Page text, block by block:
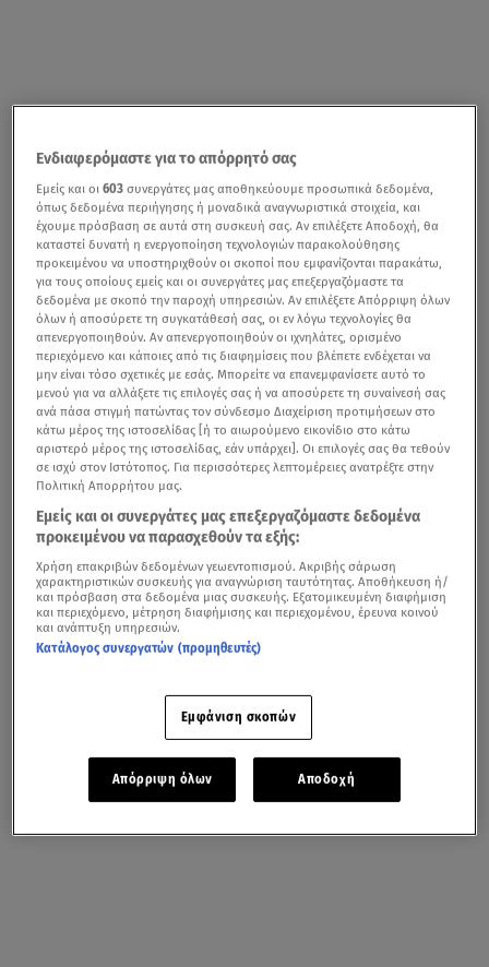
Ενδιαφερόμαστε για το απόρρητό σας
Εμείς και οι603 συνεργάτες μας αποθηκεύουμε προσωπικά δεδομένα,
όπως δεδομένα περιήγησης ή μοναδικά αναγνωριστικά στοιχεία, και
έχουμε πρόσβαση σε αυτά στη συσκευή σας. Αν επιλέξετε Αποδοχή, θα
καταστεί δυνατή η ενεργοποίηση τεχνολογιών παρακολούθησης
προκειμένου να υποστηριχθούν οι σκοποί που εμφανίζονται παρακάτω,
για τους οποίους εμείς και οι συνεργάτες μας επεξεργαζόμαστε τα
δεδομένα με σκοπό την παροχή υπηρεσιών. Αν επιλέξετε Απόρριψη όλων
όλων ή αποσύρετε τη συγκατάθεσή σας, οι εν λόγω τεχνολογίες θα
απενεργοποιηθούν. Αν απενεργοποιηθούν οι ιχνηλάτες, ορισμένο
περιεχόμενο και κάποιες από τις διαφημίσεις που βλέπετε ενδέχεται να
μην είναι τόσο σχετικές με εσάς. Μπορείτε να επανεμφανίσετε αυτό το
μενού για να αλλάξετε τις επιλογές σας ή να αποσύρετε τη συναίνεσή σας
ανά πάσα στιγμή πατώντας τον σύνδεσμο Διαχείριση προτιμήσεων στο
κάτω μέρος της ιστοσελίδας [ή το αιωρούμενο εικονίδιο στο κάτω
αριστερό μέρος της ιστοσελίδας, εάν υπάρχει]. Οι επιλογές σας θα τεθούν
σε ισχύ στον Ιστότοπος. Για περισσότερες λεπτομέρειες ανατρέξτε στην
Πολιτική Απορρήτου μας.
Εμείς και οι συνεργάτες μας επεξεργαζόμαστε δεδομένα
προκειμένου να παρασχεθούν τα εξής:
Χρήση επακριβών δεδομένων γεωεντοπισμού. Ακριβής σάρωση
χαρακτηριστικών συσκευής για αναγνώριση ταυτότητας. Αποθήκευση ή/
και πρόσβαση στα δεδομένα μιας συσκευής. Εξατομικευμένη διαφήμιση
και περιεχόμενο, μέτρηση διαφήμισης και περιεχομένου, έρευνα κοινού
και ανάπτυξη υπηρεσιών.
Κατάλογος συνεργατών (προμηθευτές)
Εμφάνιση σκοπών
Απόρριψη όλων Αποδοχή